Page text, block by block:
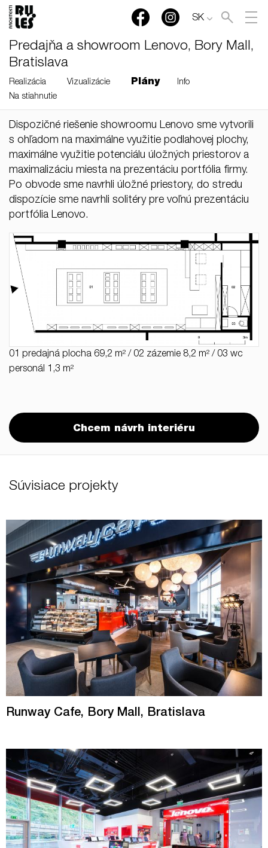
SK
Predajňa a showroom Lenovo, Bory Mall,
Bratislava
Realizácia Vizualizácie Plány
Info
Na stiahnutie
Dispozičné riešenie showroomu Lenovo sme vytvorili
s ohľadom na maximálne využitie podlahovej plochy,
maximálne využitie potenciálu úložných priestorov a
maximalizáciu miesta na prezentáciu portfólia firmy.
Po obvode sme navrhli úložné priestory, do stredu
dispozície sme navrhli solitéry pre voľnú prezentáciu
portfólia Lenovo.
01 predajná plocha 69,2 m² / 02 zázemie 8,2 m² / 03 wc
personál 1,3 m²
Chcem návrh interiéru
Súvisiace projekty
Runway Cafe, Bory Mall, Bratislava
RULES, s.r.o., Klincová
37/B, 821 08 Bratislava,
© RULES, s.r.o.